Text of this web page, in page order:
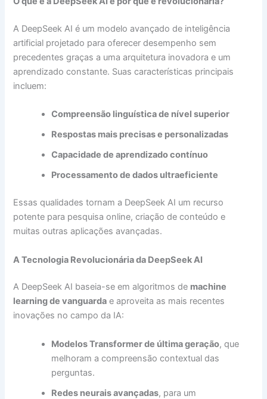
A DeepSeek AI é um modelo avançado de inteligência
artificial projetado para oferecer desempenho sem
precedentes graças a uma arquitetura inovadora e um
aprendizado constante. Suas características principais
incluem:
Compreensão linguística de nível superior
Respostas mais precisas e personalizadas
Capacidade de aprendizado contínuo
Processamento de dados ultraeficiente
Essas qualidades tornam a DeepSeek AI um recurso
potente para pesquisa online, criação de conteúdo e
muitas outras aplicações avançadas.
A Tecnologia Revolucionária da DeepSeek AI
A DeepSeek AI baseia-se em algoritmos de machine
learning de vanguarda e aproveita as mais recentes
inovações no campo da IA:
Modelos Transformer de última geração, que
melhoram a compreensão contextual das
perguntas.
Redes neurais avançadas, para um